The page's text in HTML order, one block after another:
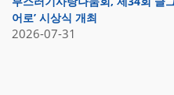
어로’ 시상식 개최
2026-07-31